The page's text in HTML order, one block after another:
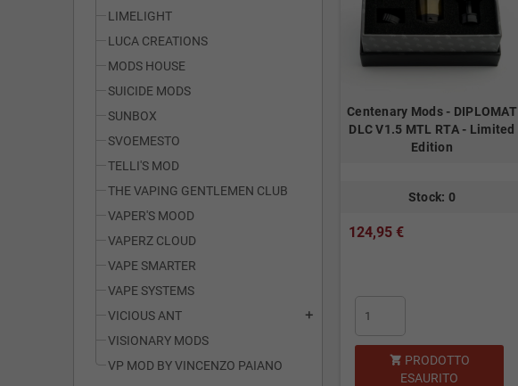
LIMELIGHT
LUCA CREATIONS
MODS HOUSE
SUICIDE MODS
SUNBOX
SVOEMESTO
TELLI'S MOD
THE VAPING GENTLEMEN CLUB
VAPER'S MOOD
VAPERZ CLOUD
VAPE SMARTER
VAPE SYSTEMS
VICIOUS ANT
add
VISIONARY MODS
VP MOD BY VINCENZO PAIANO
Centenary Mods - DIPLOMAT
DLC V1.5 MTL RTA - Limited
Edition
Stock: 0
124,95 €
 PRODOTTO
ESAURITO